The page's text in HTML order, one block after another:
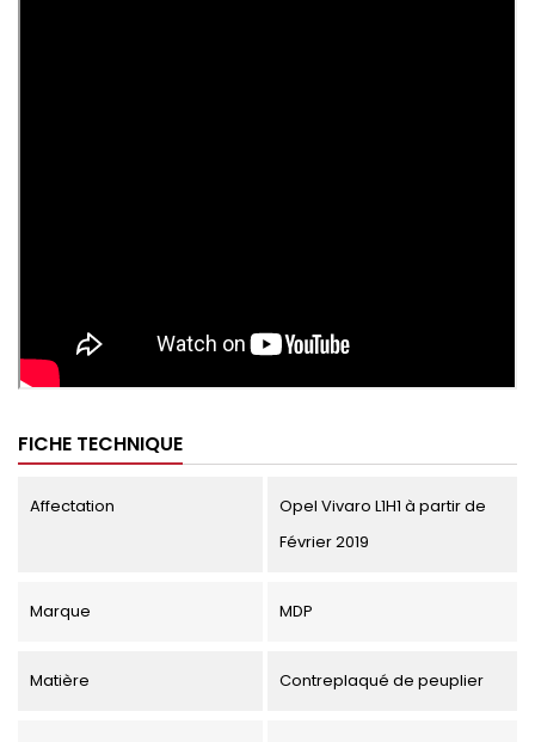
FICHE TECHNIQUE
Affectation
Opel Vivaro L1H1 à partir de
Février 2019
Marque MDP
Matière Contreplaqué de peuplier